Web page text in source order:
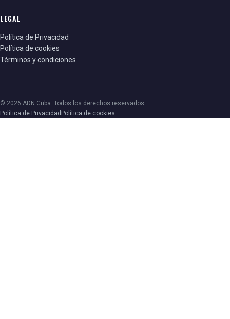
LEGAL
Política de Privacidad
Política de cookies
Términos y condiciones
© 2026 ADN Cuba. Todos los derechos reservados.
Política de Privacidad Política de cookies